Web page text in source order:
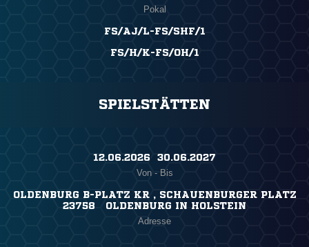
Pokal
FS/AJ/L-FS/SHF/1
FS/H/K-FS/OH/1
SPIELSTÄTTEN
12.06.2026 ​ 30.06.2027
Von - Bis
OLDENBURG B-PLATZ KR , SCHAUENBURGER PLATZ
23758 OLDENBURG IN HOLSTEIN
Adresse